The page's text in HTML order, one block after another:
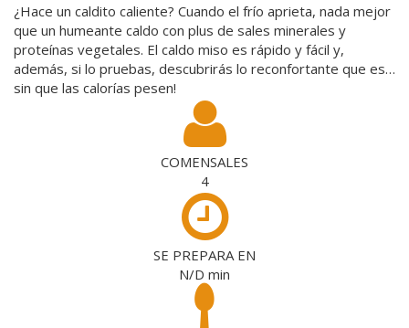
¿Hace un caldito caliente? Cuando el frío aprieta, nada mejor
que un humeante caldo con plus de sales minerales y
proteínas vegetales. El caldo miso es rápido y fácil y,
además, si lo pruebas, descubrirás lo reconfortante que es…
sin que las calorías pesen!
COMENSALES
4
SE PREPARA EN
N/D min